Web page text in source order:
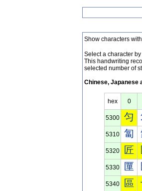
Show characters with
Select a character
This handwriting
selected number of
Chinese, Japanese
hex 0
5300 匀
5310 匐
5320 匠
5330 匰
5340 區